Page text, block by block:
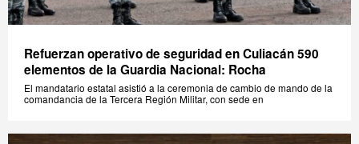
Refuerzan operativo de seguridad en Culiacán 590
elementos de la Guardia Nacional: Rocha
El mandatario estatal asistió a la ceremonia de cambio de mando de la
comandancia de la Tercera Región Militar, con sede en